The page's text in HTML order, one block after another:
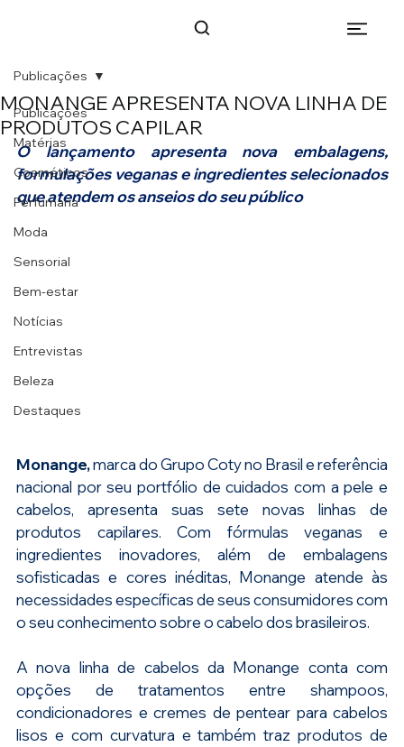
Publicações
Matérias
Cosméticos
Perfumaria
Moda
Sensorial
Bem-estar
Notícias
Entrevistas
Beleza
Destaques
Publicações
MONANGE APRESENTA NOVA LINHA DE
PRODUTOS CAPILAR
O lançamento apresenta nova embalagens,
formulações veganas e ingredientes selecionados
que atendem os anseios do seu público
Monange, marca do Grupo Coty no Brasil e referência
nacional por seu portfólio de cuidados com a pele e
cabelos, apresenta suas sete novas linhas de
produtos capilares. Com fórmulas veganas e
ingredientes inovadores, além de embalagens
sofisticadas e cores inéditas, Monange atende às
necessidades específicas de seus consumidores com
o seu conhecimento sobre o cabelo dos brasileiros.
A nova linha de cabelos da Monange conta com
opções de tratamentos entre shampoos,
condicionadores e cremes de pentear para cabelos
lisos e com curvatura e também traz produtos de